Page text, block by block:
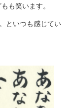
も笑います。
といつも感じてい